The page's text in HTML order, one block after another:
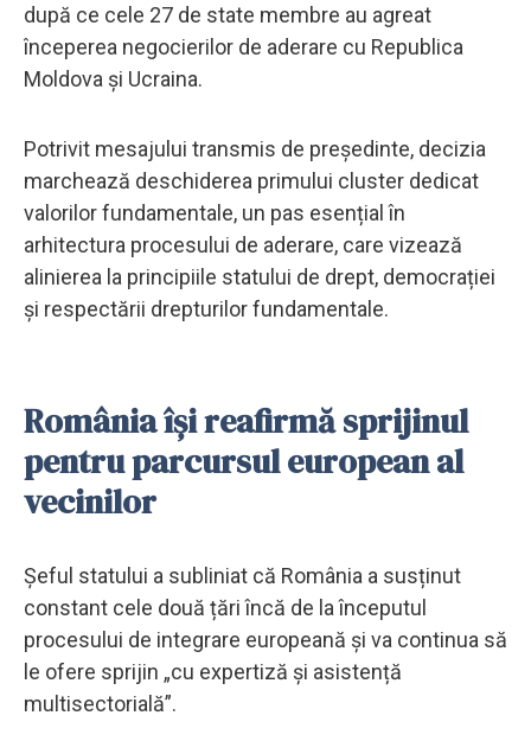
după ce cele 27 de state membre au agreat
începerea negocierilor de aderare cu Republica
Moldova și Ucraina.
Potrivit mesajului transmis de președinte, decizia
marchează deschiderea primului cluster dedicat
valorilor fundamentale, un pas esențial în
arhitectura procesului de aderare, care vizează
alinierea la principiile statului de drept, democrației
și respectării drepturilor fundamentale.
România își reafirmă sprijinul
pentru parcursul european al
vecinilor
Șeful statului a subliniat că România a susținut
constant cele două țări încă de la începutul
procesului de integrare europeană și va continua să
le ofere sprijin „cu expertiză și asistență
multisectorială”.